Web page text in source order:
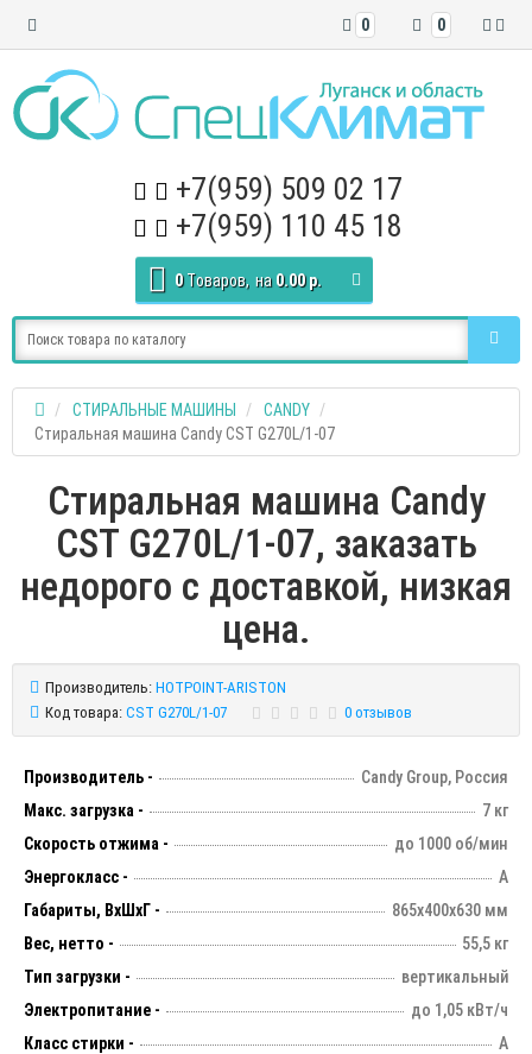
0
0
+7(959) 509 02 17
+7(959) 110 45 18
0 Tоваров, на 0.00 р.
СТИРАЛЬНЫЕ МАШИНЫ
CANDY
Стиральная машина Candy CST G270L/1-07
Стиральная машина Candy
CST G270L/1-07, заказать
недорого с доставкой, низкая
цена.
Производитель: HOTPOINT-ARISTON
Код товара: CST G270L/1-07 0 отзывов
Производитель -
Candy Group, Россия
Макс. загрузка -
7 кг
Скорость отжима -
до 1000 об/мин
Энергокласс -
А
Габариты, ВхШхГ -
865х400х630 мм
Вес, нетто -
55,5 кг
Тип загрузки -
вертикальный
Электропитание -
до 1,05 кВт/ч
Класс стирки -
А